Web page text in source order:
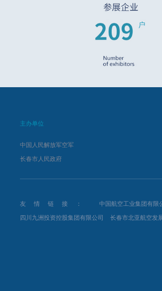
主办单位
中国人民解放军空军
长春市人民政府
友情链接：中国航空工业集团有限
四川九洲投资控股集团有限公司
长春市北亚航空发